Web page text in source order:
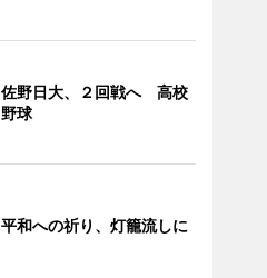
佐野日大、２回戦へ 高校
野球
平和への祈り、灯籠流しに